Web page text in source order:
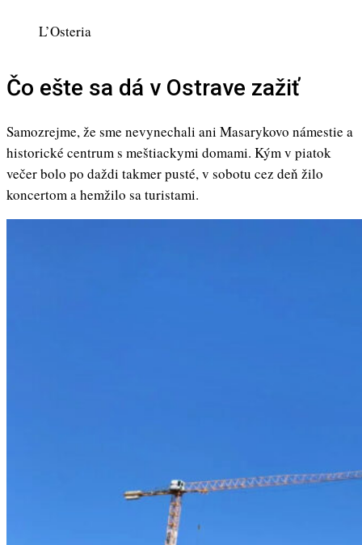
L’Osteria
Čo ešte sa dá v Ostrave zažiť
Samozrejme, že sme nevynechali ani Masarykovo námestie a
historické centrum s meštiackymi domami. Kým v piatok
večer bolo po daždi takmer pusté, v sobotu cez deň žilo
koncertom a hemžilo sa turistami.